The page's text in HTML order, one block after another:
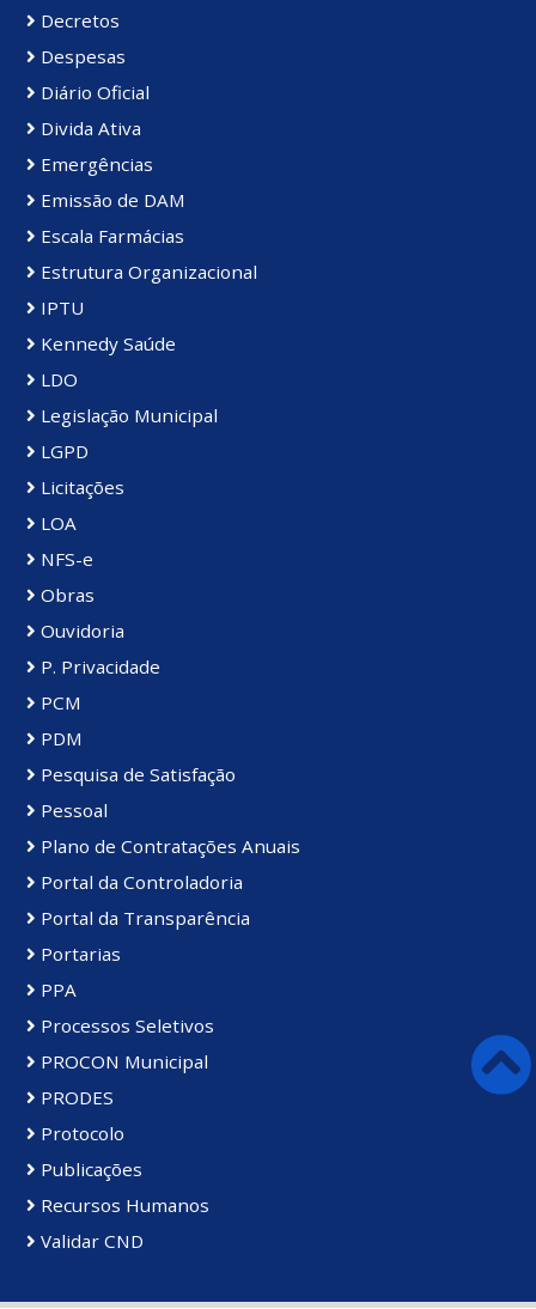
Decretos
Despesas
Diário Oficial
Divida Ativa
Emergências
Emissão de DAM
Escala Farmácias
Estrutura Organizacional
IPTU
Kennedy Saúde
LDO
Legislação Municipal
LGPD
Licitações
LOA
NFS-e
Obras
Ouvidoria
P. Privacidade
PCM
PDM
Pesquisa de Satisfação
Pessoal
Plano de Contratações Anuais
Portal da Controladoria
Portal da Transparência
Portarias
PPA
Processos Seletivos
PROCON Municipal
PRODES
Protocolo
Publicações
Recursos Humanos
Validar CND